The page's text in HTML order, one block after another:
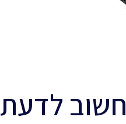
חשוב לדעת